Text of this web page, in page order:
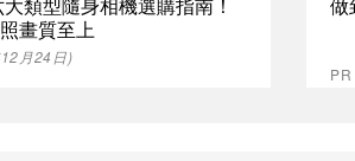
畫質至上
月24日)